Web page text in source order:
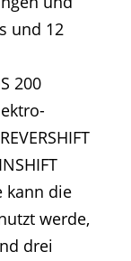
und 12
200
kann die
werde,
drei